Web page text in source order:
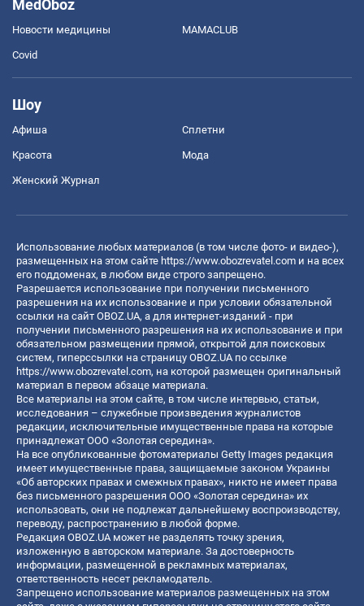
MedOboz
Новости медицины MAMACLUB
Covid
Шоу
Афиша Сплетни
Красота Мода
Женский Журнал
Использование любых материалов (в том числе фото- и видео-),
размещенных на этом сайте https://www.obozrevatel.com и на всех
его поддоменах, в любом виде строго запрещено.
Разрешается использование при получении письменного
разрешения на их использование и при условии обязательной
ссылки на сайт OBOZ.UA, а для интернет-изданий - при
получении письменного разрешения на их использование и при
обязательном размещении прямой, открытой для поисковых
систем, гиперссылки на страницу OBOZ.UA по ссылке
https://www.obozrevatel.com, на которой размещен оригинальный
материал в первом абзаце материала.
Все материалы на этом сайте, в том числе интервью, статьи,
исследования – служебные произведения журналистов
редакции, исключительные имущественные права на которые
принадлежат ООО «Золотая середина».
На все опубликованные фотоматериалы Getty Images редакция
имеет имущественные права, защищаемые законом Украины
«Об авторских правах и смежных правах», никто не имеет права
без письменного разрешения ООО «Золотая середина» их
использовать, они не подлежат дальнейшему воспроизводству,
переводу, распространению в любой форме.
Редакция OBOZ.UA может не разделять точку зрения,
изложенную в авторском материале. За достоверность
информации, размещенной в рекламных материалах,
ответственность несет рекламодатель.
Запрещено использование материалов размещенных на этом